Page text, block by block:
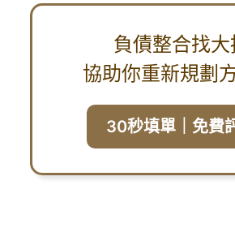
負債整合找大
協助你重新規劃
30秒填單｜免費